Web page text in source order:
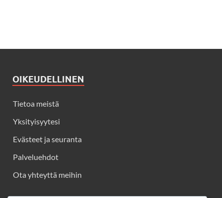
OIKEUDELLINEN
Tietoa meistä
Yksityisyytesi
Evästeet ja seuranta
Palveluehdot
Ota yhteyttä meihin